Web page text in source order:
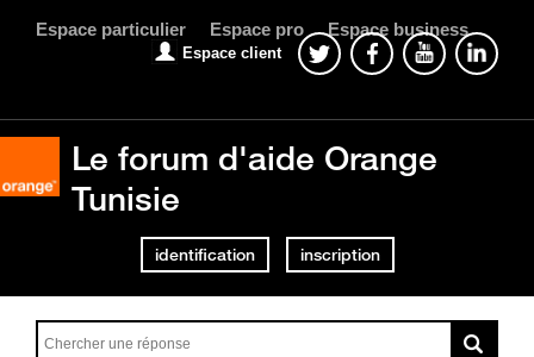
Espace particulier Espace pro Espace business
Espace client
Le forum d'aide Orange
Tunisie
identification inscription